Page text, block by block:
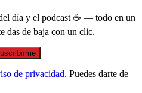
día y el podcast ☕ — todo en un
das de baja con un clic.
de privacidad. Puedes darte de